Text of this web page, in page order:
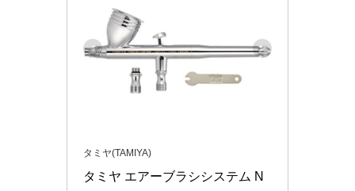
タミヤ(TAMIYA)
タミヤ エアーブラシシステム N